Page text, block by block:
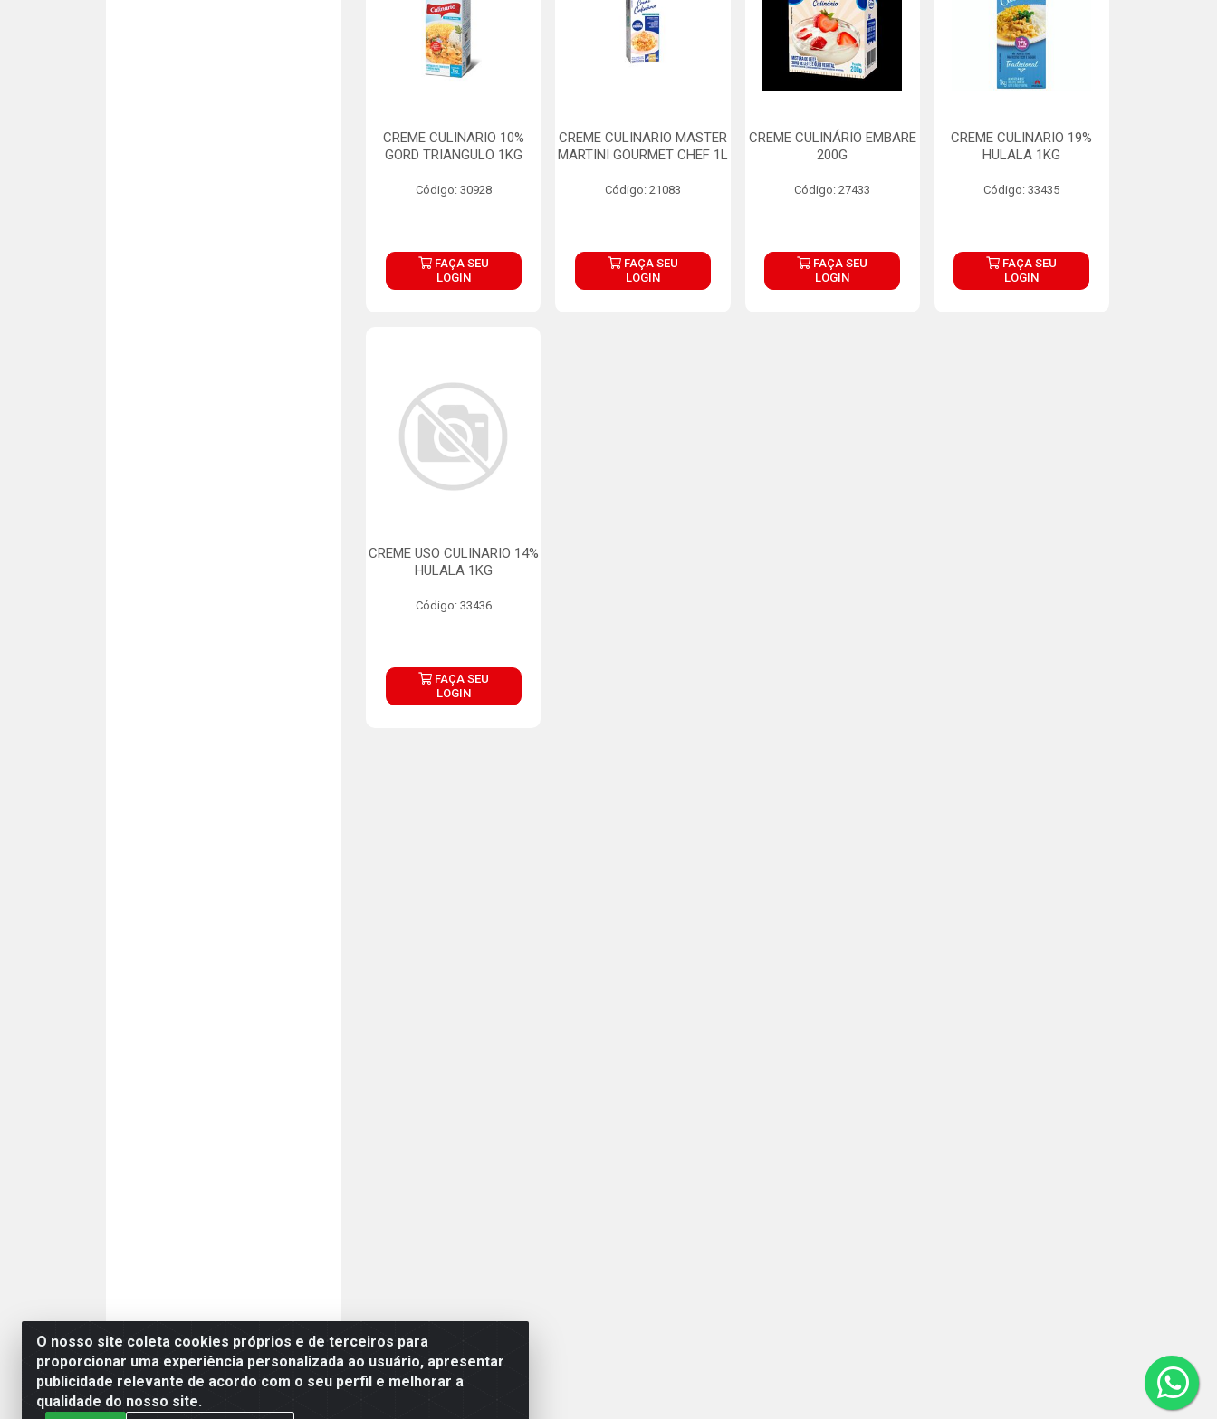
CREME CULINARIO 10%
GORD TRIANGULO 1KG
Código: 30928
FAÇA SEU
LOGIN
CREME CULINARIO MASTER
MARTINI GOURMET CHEF 1L
Código: 21083
FAÇA SEU
LOGIN
CREME CULINÁRIO EMBARE
200G
Código: 27433
FAÇA SEU
LOGIN
CREME CULINARIO 19%
HULALA 1KG
Código: 33435
FAÇA SEU
LOGIN
CREME USO CULINARIO 14%
HULALA 1KG
Código: 33436
FAÇA SEU
LOGIN
O nosso site coleta cookies próprios e de terceiros para
proporcionar uma experiência personalizada ao usuário, apresentar
publicidade relevante de acordo com o seu perfil e melhorar a
qualidade do nosso site.